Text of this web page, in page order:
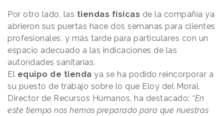
Por otro lado, las tiendas físicas de la compañía ya
abrieron sus puertas hace dos semanas para clientes
profesionales, y más tarde para particulares con un
espacio adecuado a las indicaciones de las
autoridades sanitarias.
El equipo de tienda ya se ha podido reincorporar a
su puesto de trabajo sobre lo que Eloy del Moral,
Director de Recursos Humanos, ha destacado: “En
este tiempo nos hemos preparado para que nuestras